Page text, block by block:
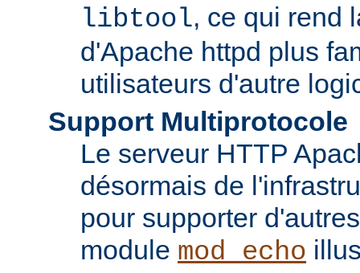
libtool, ce qui rend
d'Apache httpd plus
utilisateurs d'autre
Support Multiprotocole
Le serveur HTTP
désormais de
pour supporter
module mod_echo